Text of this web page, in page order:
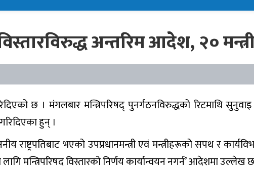
अन्तरिम आदेश, २०
छ । मंगलबार मन्त्रिपरिषद् पुनर्गठनविरुद्धको रिटमाथि
हुन् ।
राष्ट्रपतिबाट भएको उपप्रधानमन्त्री एवं मन्त्रीहरूको सपथ र
मन्त्रिपरिषद विस्तारको निर्णय कार्यान्वयन नगर्न’ आदेशमा उल्लेख